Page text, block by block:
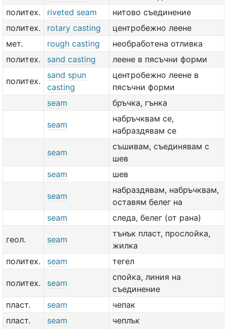
политех.
riveted seam
нитово съединение
политех.
rotary casting
центробежно леене
мет.
rough casting
необработена отливка
политех.
sand casting леене в пясъчни форми
политех.
sand spun
casting
центробежно леене в
пясъчни форми
seam
бръчка, гънка
seam
набръчквам се,
набраздявам се
seam
съшивам, съединявам с
шев
seam
шев
seam
набраздявам, набръчквам,
оставям белег на
seam
следа, белег (от рана)
геол. seam
тънък пласт, прослойка,
жилка
политех.
seam тегел
политех. seam
спойка, линия на
съединение
пласт.
seam
чепак
пласт.
seam чеплък